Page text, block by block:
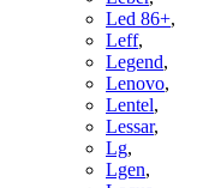
Led 86+,
Leff,
Legend,
Lenovo,
Lentel,
Lessar,
Lg,
Lgen,